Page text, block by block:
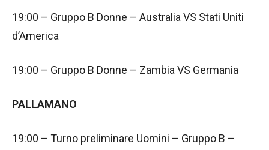
19:00 – Gruppo B Donne – Australia VS Stati Uniti
d’America
19:00 – Gruppo B Donne – Zambia VS Germania
PALLAMANO
19:00 – Turno preliminare Uomini – Gruppo B –